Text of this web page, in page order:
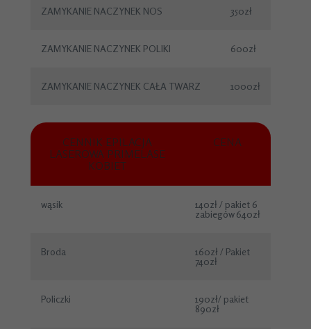
ZAMYKANIE NACZYNEK NOS 350zł
ZAMYKANIE NACZYNEK POLIKI 600zł
ZAMYKANIE NACZYNEK CAŁA TWARZ 1000zł
CENNIK EPILACJA
LASEROWA PRIMELASE
KOBIET
CENA
wąsik
140zł / pakiet 6
zabiegów 640zł
Broda
160zł / Pakiet
740zł
Policzki
190zł/ pakiet
890zł